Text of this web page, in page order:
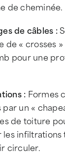
de cheminée.
de câbles :
de « crosses
pour une
: Formes
un «
de toiture
infiltrations
circuler.